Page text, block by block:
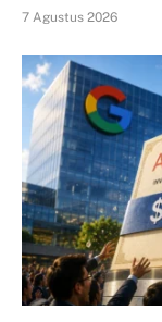
7 Agustus 2026